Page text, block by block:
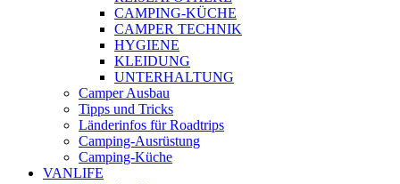
CAMPING-KÜCHE
CAMPER TECHNIK
HYGIENE
KLEIDUNG
UNTERHALTUNG
Camper Ausbau
Tipps und Tricks
Länderinfos für Roadtrips
Camping-Ausrüstung
Camping-Küche
VANLIFE